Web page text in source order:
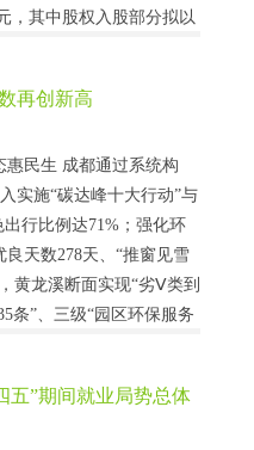
，其中股权入股部分拟以
再创新高
惠民生 成都通过系统构
实施“碳达峰十大行动”与
行比例达71%；强化环
天数278天、“推窗见雪
黄龙溪断面实现“劣Ⅴ类到
条”、三级“园区环保服务
五”期间就业局势总体